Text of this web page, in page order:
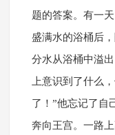
题的答案。有一
盛满水的浴桶后
分水从浴桶中溢
上意识到了什么
了！”他忘记了自
奔向王宫。一路